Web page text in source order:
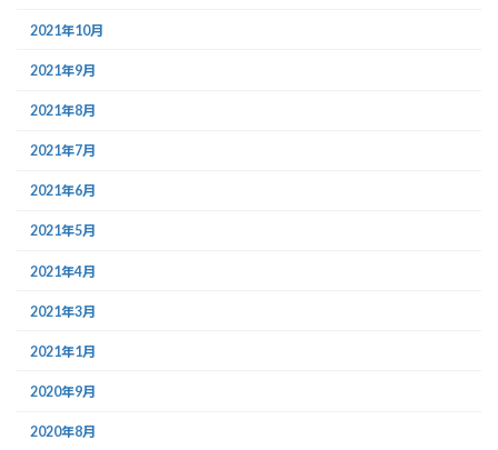
2021年10月
2021年9月
2021年8月
2021年7月
2021年6月
2021年5月
2021年4月
2021年3月
2021年1月
2020年9月
2020年8月